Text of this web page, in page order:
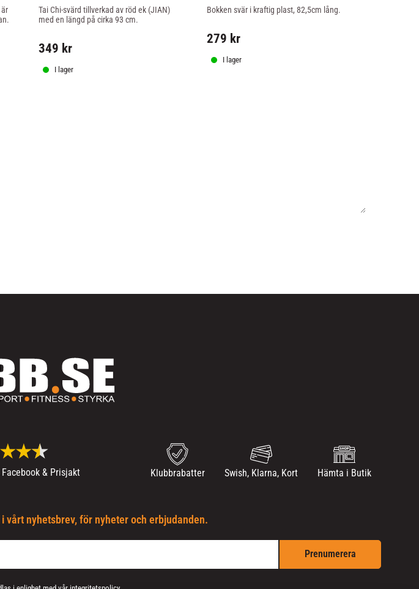
Tai Chi-svärd tillverkad av röd ek (JIAN)
med en längd på cirka 93 cm.
349 kr
I lager
Bokken svär i kraftig plast, 82,5cm lång.
279 kr
I lager
& Prisjakt Klubbrabatter Swish, Klarna, Kort Hämta i Butik
vårt nyhetsbrev, för nyheter och erbjudanden.
Prenumerera